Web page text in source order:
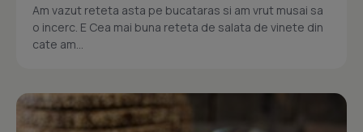
Am vazut reteta asta pe bucataras si am vrut musai sa
o incerc. E Cea mai buna reteta de salata de vinete din
cate am...